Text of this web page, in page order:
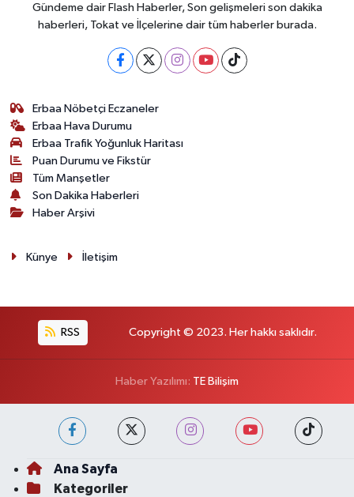
Gündeme dair Flash Haberler, Son gelişmeleri son dakika
haberleri, Tokat ve İlçelerine dair tüm haberler burada.
Erbaa Nöbetçi Eczaneler
Erbaa Hava Durumu
Erbaa Trafik Yoğunluk Haritası
Puan Durumu ve Fikstür
Tüm Manşetler
Son Dakika Haberleri
Haber Arşivi
Künye İletişim
RSS Copyright © 2023. Her hakkı saklıdır.
Haber Yazılımı: TE Bilişim
Ana Sayfa
Kategoriler